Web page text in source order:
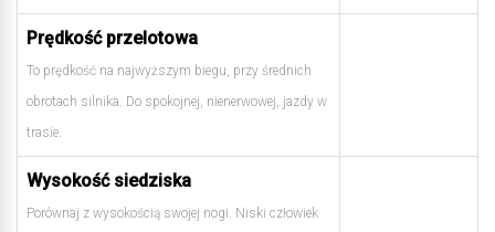
Prędkość przelotowa
To prędkość na najwyższym biegu, przy średnich
obrotach silnika. Do spokojnej, nienerwowej, jazdy w
trasie.
Wysokość siedziska
Porównaj z wysokością swojej nogi. Niski człowiek